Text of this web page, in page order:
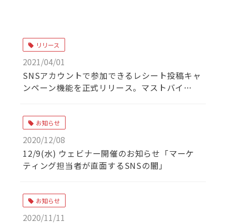
SNSアカウントで参加できるレシート投稿キャ
ンペーン機能を正式リリース。マストバイ型で
2021/04/01
リリース
12/9(水) ウェビナー開催のお知らせ「マーケ
ティング担当者が直面するSNSの闇」
2020/12/08
お知らせ
2020/11/11
お知らせ